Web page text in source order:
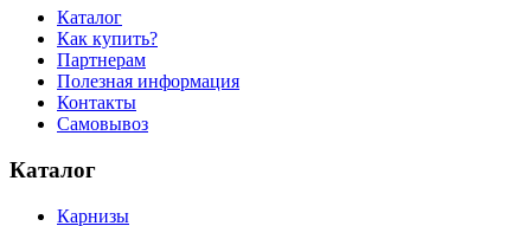
Каталог
Как купить?
Партнерам
Полезная информация
Контакты
Самовывоз
Каталог
Карнизы